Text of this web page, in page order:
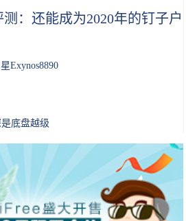
：还能成为2020年的钉子户
Exynos8890
底盘越级